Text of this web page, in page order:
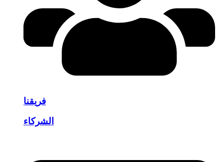
فريقنا
الشركاء